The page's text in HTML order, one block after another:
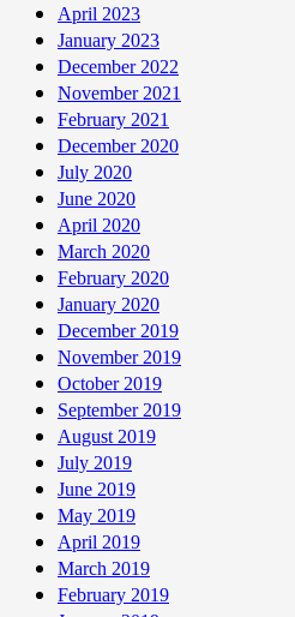
April 2023
January 2023
December 2022
November 2021
February 2021
December 2020
July 2020
June 2020
April 2020
March 2020
February 2020
January 2020
December 2019
November 2019
October 2019
September 2019
August 2019
July 2019
June 2019
May 2019
April 2019
March 2019
February 2019